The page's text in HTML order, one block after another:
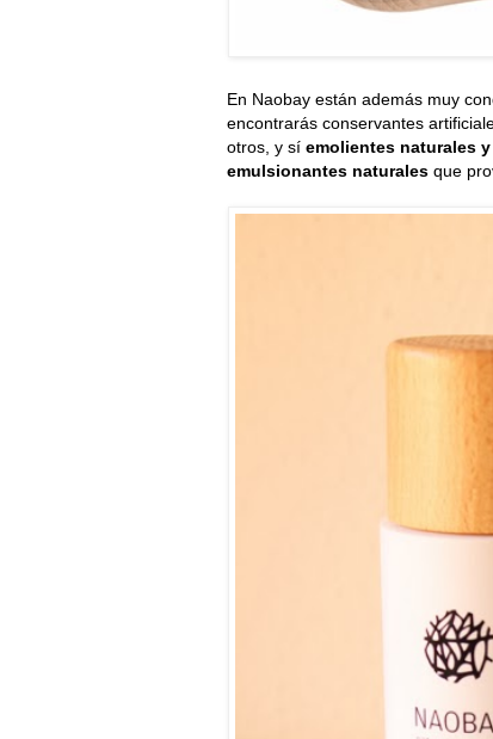
En Naobay están además muy
encontrarás conservantes
otros, y sí emolientes naturales
emulsionantes naturales que